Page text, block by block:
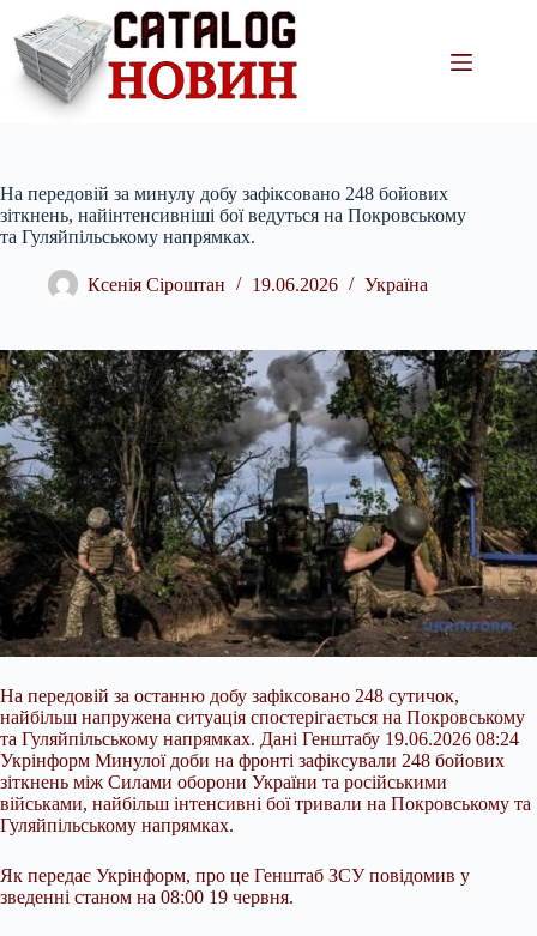
вмісту
На передовій за минулу добу зафіксовано 248 бойових
зіткнень, найінтенсивніші бої ведуться на Покровському
та Гуляйпільському напрямках.
Ксенія Сіроштан 19.06.2026 Україна
На передовій за останню добу зафіксовано 248 сутичок,
найбільш напружена ситуація спостерігається на Покровському
та Гуляйпільському напрямках. Дані Генштабу 19.06.2026 08:24
Укрінформ Минулої доби на фронті зафіксували 248 бойових
зіткнень між Силами оборони України та російськими
військами, найбільш інтенсивні бої тривали на Покровському та
Гуляйпільському напрямках.
Як передає Укрінформ, про це Генштаб ЗСУ повідомив у
зведенні станом на 08:00 19 червня.